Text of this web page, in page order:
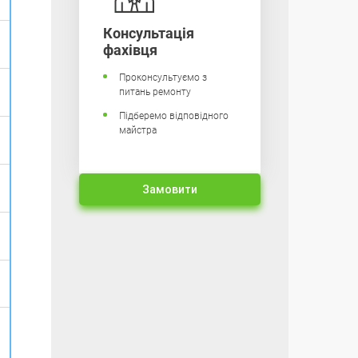
Консультація
фахівця
Проконсультуємо з
питань ремонту
Підберемо відповідного
майстра
Замовити